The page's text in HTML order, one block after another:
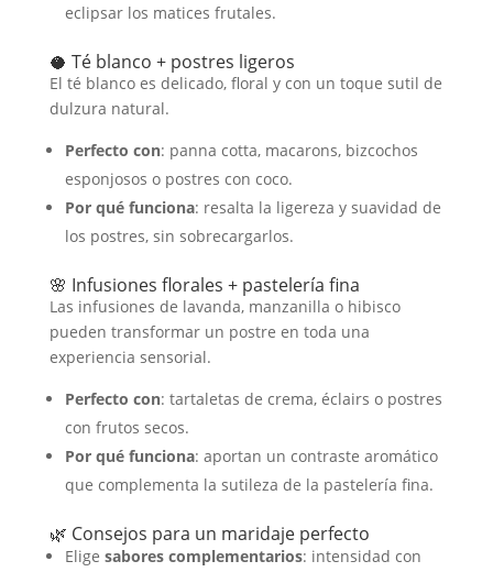
eclipsar los matices frutales.
🥥 Té blanco + postres ligeros
El té blanco es delicado, floral y con un toque sutil de
dulzura natural.
Perfecto con: panna cotta, macarons, bizcochos
esponjosos o postres con coco.
Por qué funciona: resalta la ligereza y suavidad de
los postres, sin sobrecargarlos.
🌸 Infusiones florales + pastelería fina
Las infusiones de lavanda, manzanilla o hibisco
pueden transformar un postre en toda una
experiencia sensorial.
Perfecto con: tartaletas de crema, éclairs o postres
con frutos secos.
Por qué funciona: aportan un contraste aromático
que complementa la sutileza de la pastelería fina.
🌿 Consejos para un maridaje perfecto
Elige sabores complementarios: intensidad con